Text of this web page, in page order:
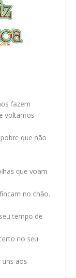
fazem
voltamos
que não
que voam
no chão,
tempo de
no seu
aos